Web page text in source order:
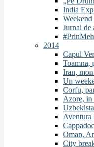
India
Jurnal
2014
Capul
Toamna,
Iran,
Un
Corfu,
Azore,
Oman,
City